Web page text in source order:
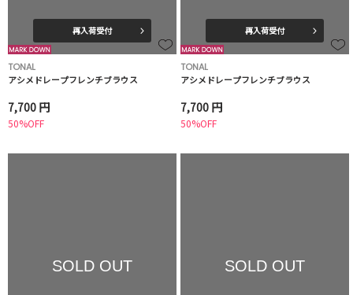
再入荷受付
TONAL
アシメドレープフレンチブラウス
7,700 円
50%OFF
再入荷受付
TONAL
アシメドレープフレンチブラウス
7,700 円
50%OFF
SOLD OUT SOLD OUT